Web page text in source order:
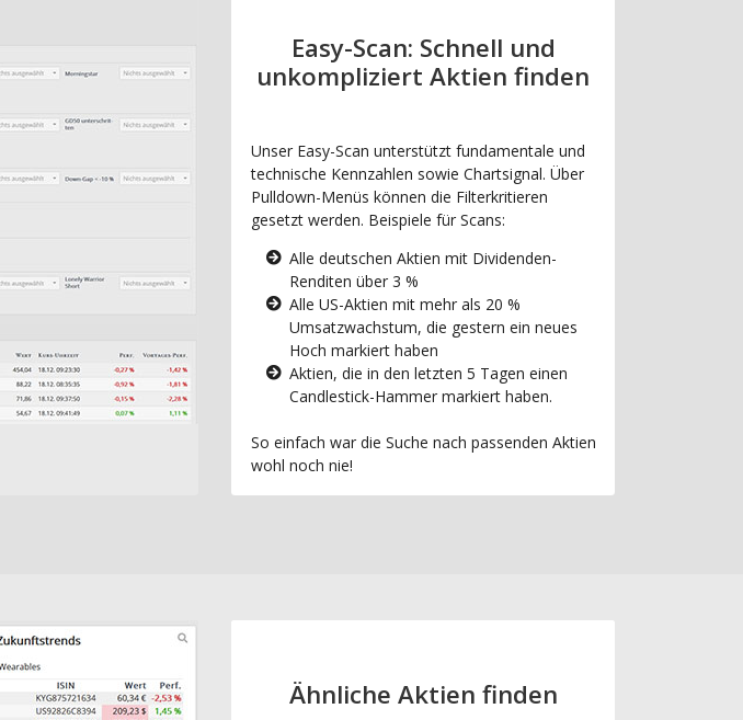
Easy-Scan: Schnell und
unkompliziert Aktien finden
Unser Easy-Scan unterstützt fundamentale und
technische Kennzahlen sowie Chartsignal. Über
Pulldown-Menüs können die Filterkritieren
gesetzt werden. Beispiele für Scans:
Alle deutschen Aktien mit Dividenden-
Renditen über 3 %
Alle US-Aktien mit mehr als 20 %
Umsatzwachstum, die gestern ein neues
Hoch markiert haben
Aktien, die in den letzten 5 Tagen einen
Candlestick-Hammer markiert haben.
So einfach war die Suche nach passenden Aktien
wohl noch nie!
Ähnliche Aktien finden